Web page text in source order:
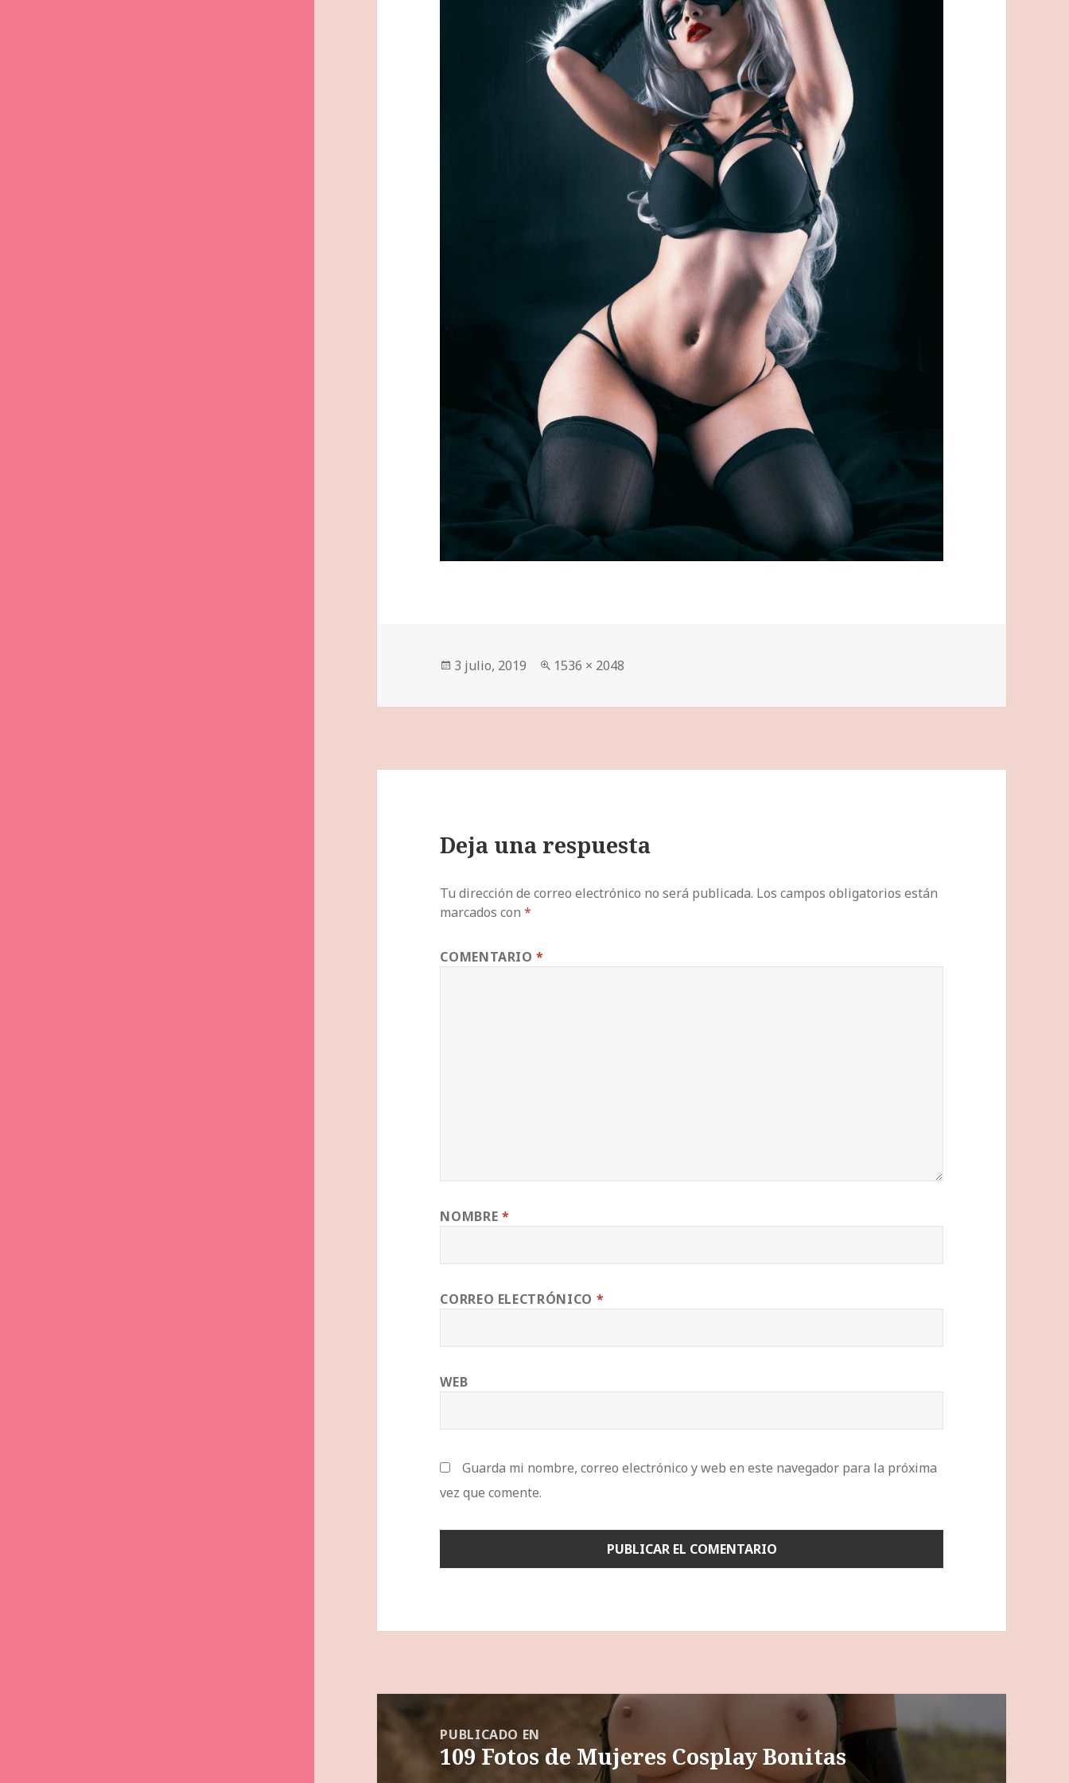
Publicado
3 julio, 2019
Tamaño
1536 × 2048
Deja una respuesta
Tu dirección de correo electrónico no será publicada. Los campos obligatorios están
marcados con*
COMENTARIO*
NOMBRE *
CORREO ELECTRÓNICO *
WEB
Guarda mi nombre, correo electrónico y web en este navegador para la próxima
vez que comente.
de
entradas
PUBLICADO EN
109 Fotos de Mujeres Cosplay Bonitas